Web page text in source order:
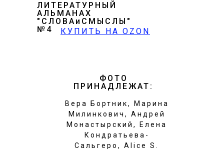
ФОТО
ПРИНАДЛЕЖАТ:
Вера Бортник, Марина
Милинкович, Андрей
Монастырский, Елена
Кондратьева-
Сальгеро, Alice S.
ЛИТЕРАТУРНЫЙ
АЛЬМАНАХ
"СЛОВАиСМЫСЛЫ"
№4
КУПИТЬ НА OZON